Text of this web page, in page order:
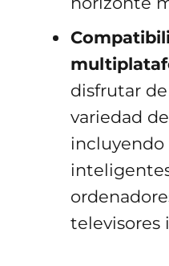
disfrutar
variedad
incluyendo
televisores